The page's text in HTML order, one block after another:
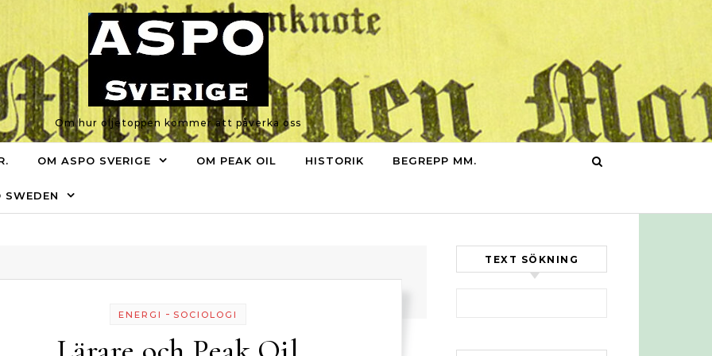
Om hur oljetoppen kommer att påverka oss
OM ASPO SVERIGE OM PEAK OIL HISTORIK BEGREPP MM.
ENERGI - SOCIOLOGI
TEXT SÖKNING